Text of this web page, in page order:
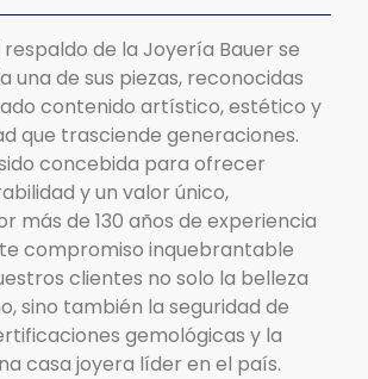
respaldo de la Joyería Bauer se
una de sus piezas, reconocidas
contenido artístico, estético y
que trasciende generaciones.
concebida para ofrecer
y un valor único,
más de 130 años de experiencia
compromiso inquebrantable
clientes no solo la belleza
sino también la seguridad de
gemológicas y la
casa joyera líder en el país.